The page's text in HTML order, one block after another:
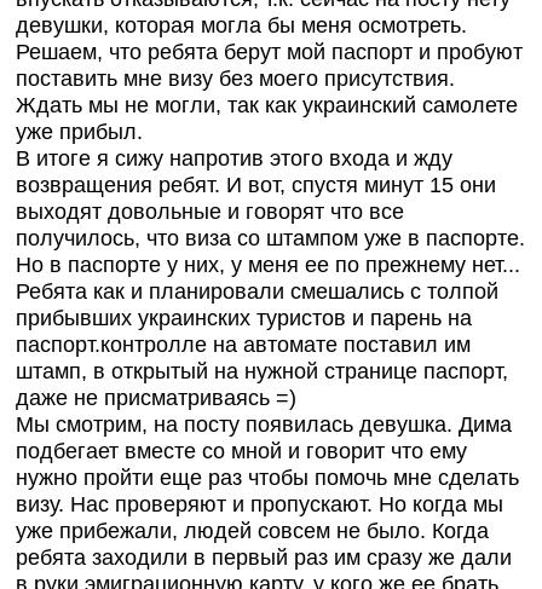
девушки, которая могла бы меня осмотреть.
Решаем, что ребята берут мой паспорт и пробуют
поставить мне визу без моего присутствия.
Ждать мы не могли, так как украинский самолете
уже прибыл.
В итоге я сижу напротив этого входа и жду
возвращения ребят. И вот, спустя минут 15 они
выходят довольные и говорят что все
получилось, что виза со штампом уже в паспорте.
Но в паспорте у них, у меня ее по прежнему нет...
Ребята как и планировали смешались с толпой
прибывших украинских туристов и парень на
паспорт.контролле на автомате поставил им
штамп, в открытый на нужной странице паспорт,
даже не присматриваясь =)
Мы смотрим, на посту появилась девушка. Дима
подбегает вместе со мной и говорит что ему
нужно пройти еще раз чтобы помочь мне сделать
визу. Нас проверяют и пропускают. Но когда мы
уже прибежали, людей совсем не было. Когда
ребята заходили в первый раз им сразу же дали